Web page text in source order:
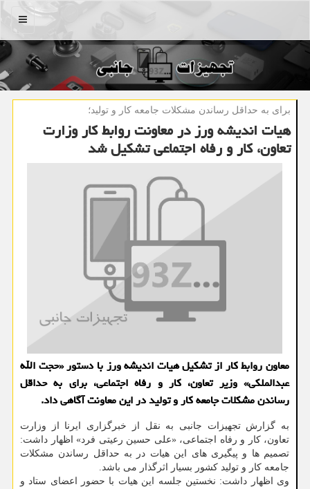
منو
برای به حداقل رساندن مشكلات جامعه كار و تولید؛
هیات اندیشه ورز در معاونت روابط کار وزارت
تعاون، کار و رفاه اجتماعی تشکیل شد
معاون روابط کار از تشکیل هیات اندیشه ورز با دستور «حجت الله
عبدالملکی» وزیر تعاون، کار و رفاه اجتماعی، برای به حداقل
رساندن مشکلات جامعه کار و تولید در این معاونت آگاهی داد.
به گزارش تجهیزات جانبی به نقل از خبرگزاری ایرنا از وزارت
تعاون، کار و رفاه اجتماعی، «علی حسین رعیتی فرد» اظهار داشت:
تصمیم ها و پیگیری های این هیات در به حداقل رساندن مشکلات
جامعه کار و تولید کشور بسیار اثرگذار می باشد.
وی اظهار داشت: نخستین جلسه این هیات با حضور اعضای ستاد و